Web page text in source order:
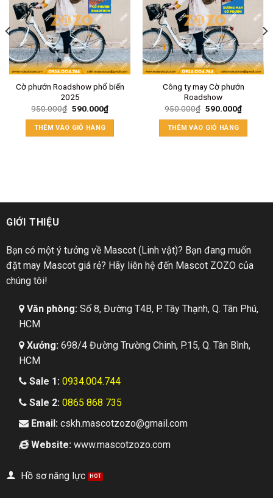
Cờ phướn Roadshow phổ biến
2025
950.000₫ 590.000₫
THÊM VÀO GIỎ HÀNG
Công ty may Cờ phướn
Roadshow
950.000₫ 590.000₫
THÊM VÀO GIỎ HÀNG
GIỚI THIỆU
Bạn có một ý tưởng về Mascot (Linh vật)? Bạn đang muốn
đặt may Mascot giá rẻ? Hãy liên hệ đến Mascot ZOZO của
chúng tôi!
Văn phòng:Số 8, Đường T4B, P. Tây Thạnh, Q. Tân Phú,
HCM
Xưởng: 698/4 Đường Trường Chinh, P.15, Q. Tân Bình,
HCM
Sale 1: 0934.004.744
Sale 2: 0865 868 735
Email:cskh.mascotzozo@gmail.com
Website:www.mascotzozo.com
Hồ sơ năng lực